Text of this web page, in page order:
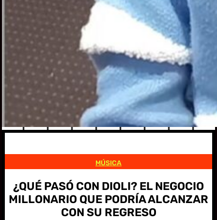
MÚSICA
¿QUÉ PASÓ CON DIOLI? EL NEGOCIO
MILLONARIO QUE PODRÍA ALCANZAR
CON SU REGRESO